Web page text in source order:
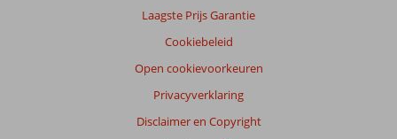
Laagste Prijs Garantie
Cookiebeleid
Open cookievoorkeuren
Privacyverklaring
Disclaimer en Copyright